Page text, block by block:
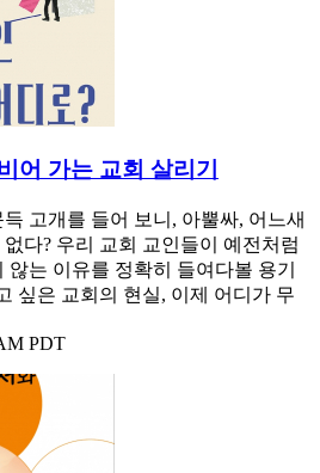
어 가는 교회 살리기
고개를 들어 보니, 아뿔싸, 어느새
다? 우리 교회 교인들이 예전처럼
않는 이유를 정확히 들여다볼 용기
싶은 교회의 현실, 이제 어디가 무
PDT